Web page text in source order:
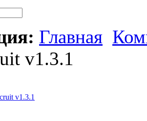
Главная
v1.3.1
v1.3.1